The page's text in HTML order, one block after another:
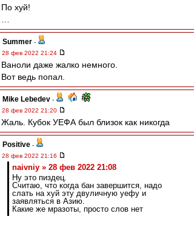
По хуй!
Summer -
28 фев 2022 21:24
Ваноли даже жалко немного.
Вот ведь попал.
Mike Lebedev -
28 фев 2022 21:20
Жаль. Кубок УЕФА был близок как никогда
Positive -
28 фев 2022 21:16
naivniy » 28 фев 2022 21:08
Ну это пиздец.
Считаю, что когда бан завершится, надо
слать на хуй эту двуличную уефу и
заявляться в Азию.
Какие же мразоты, просто слов нет